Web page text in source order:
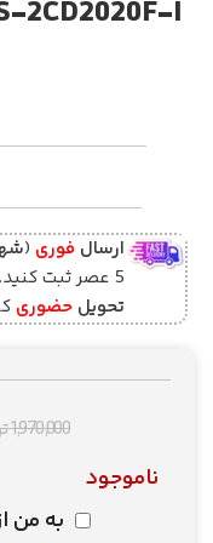
2CD2020F-I
ارسال فوری (
5 عصر ثبت کنید.
تحویل حضوری
1,970,000
ناموجود
به من